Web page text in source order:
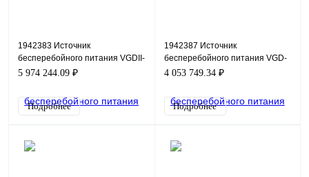
1942383 Источник
бесперебойного питания VGDII-
600M33HP
5 974 244.09 ₽
Подробнее
1942387 Источник
бесперебойного питания VGD-
II-400M33HP (100PM)
4 053 749.34 ₽
Подробнее